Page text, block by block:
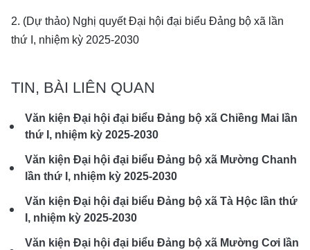
2. (Dự thảo) Nghị quyết Đại hội đại biểu Đảng bộ xã lần
thứ I, nhiệm kỳ 2025-2030
TIN, BÀI LIÊN QUAN
Văn kiện Đại hội đại biểu Đảng bộ xã Chiềng Mai lần
thứ I, nhiệm kỳ 2025-2030
Văn kiện Đại hội đại biểu Đảng bộ xã Mường Chanh
lần thứ I, nhiệm kỳ 2025-2030
Văn kiện Đại hội đại biểu Đảng bộ xã Tà Hộc lần thứ
I, nhiệm kỳ 2025-2030
Văn kiện Đại hội đại biểu Đảng bộ xã Mường Cơi lần